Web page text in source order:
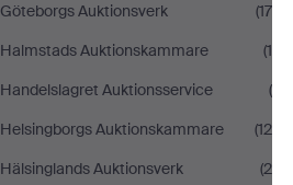
Göteborgs Auktionsverk
(175)
Halmstads Auktionskammare
(10)
Handelslagret Auktionsservice
(9)
Helsingborgs Auktionskammare
(126)
Hälsinglands Auktionsverk
(25)